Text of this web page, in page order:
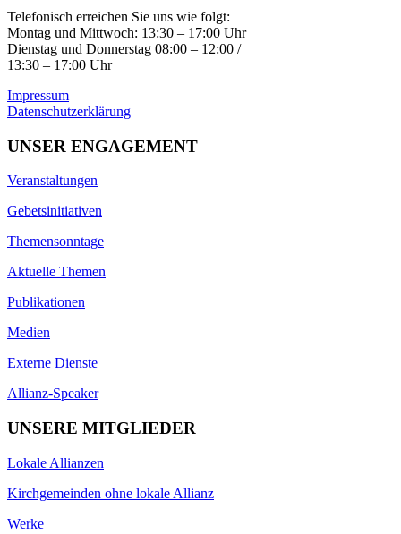
Telefonisch erreichen Sie uns wie folgt:
Montag und Mittwoch: 13:30 – 17:00 Uhr
Dienstag und Donnerstag 08:00 – 12:00 /
13:30 – 17:00 Uhr
Impressum
Datenschutzerklärung
UNSER ENGAGEMENT
Veranstaltungen
Gebetsinitiativen
Themensonntage
Aktuelle Themen
Publikationen
Medien
Externe Dienste
Allianz-Speaker
UNSERE MITGLIEDER
Lokale Allianzen
Kirchgemeinden ohne lokale Allianz
Werke